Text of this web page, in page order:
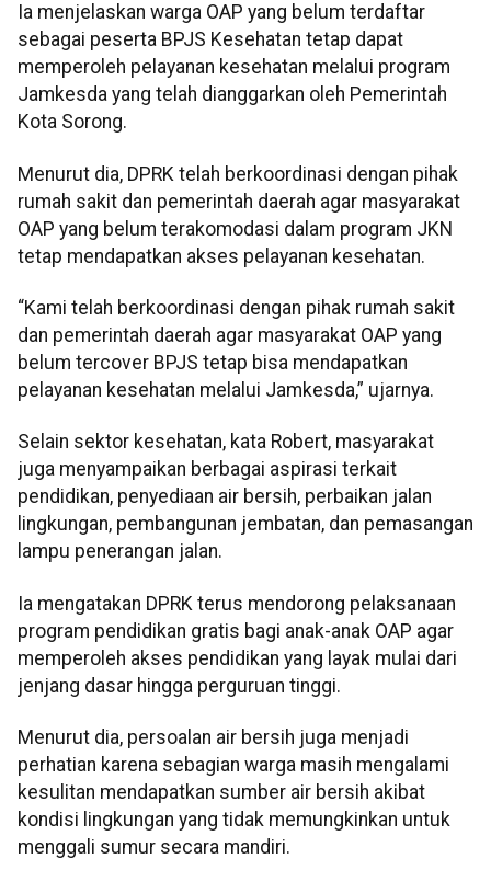
Ia menjelaskan warga OAP yang belum terdaftar
sebagai peserta BPJS Kesehatan tetap dapat
memperoleh pelayanan kesehatan melalui program
Jamkesda yang telah dianggarkan oleh Pemerintah
Kota Sorong.
Menurut dia, DPRK telah berkoordinasi dengan pihak
rumah sakit dan pemerintah daerah agar masyarakat
OAP yang belum terakomodasi dalam program JKN
tetap mendapatkan akses pelayanan kesehatan.
“Kami telah berkoordinasi dengan pihak rumah sakit
dan pemerintah daerah agar masyarakat OAP yang
belum tercover BPJS tetap bisa mendapatkan
pelayanan kesehatan melalui Jamkesda,” ujarnya.
Selain sektor kesehatan, kata Robert, masyarakat
juga menyampaikan berbagai aspirasi terkait
pendidikan, penyediaan air bersih, perbaikan jalan
lingkungan, pembangunan jembatan, dan pemasangan
lampu penerangan jalan.
Ia mengatakan DPRK terus mendorong pelaksanaan
program pendidikan gratis bagi anak-anak OAP agar
memperoleh akses pendidikan yang layak mulai dari
jenjang dasar hingga perguruan tinggi.
Menurut dia, persoalan air bersih juga menjadi
perhatian karena sebagian warga masih mengalami
kesulitan mendapatkan sumber air bersih akibat
kondisi lingkungan yang tidak memungkinkan untuk
menggali sumur secara mandiri.